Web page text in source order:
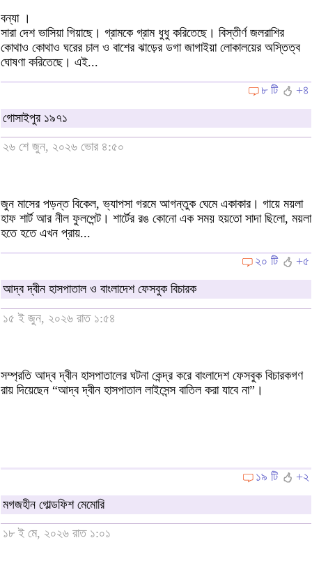
বন্যা ।
সারা দেশ ভাসিয়া গিয়াছে। গ্রামকে গ্রাম ধুধু করিতেছে। বিস্তীর্ণ জলরাশির
কোথাও কোথাও ঘরের চাল ও বাশের ঝাড়ের ডগা জাগাইয়া লোকালয়ের অস্তিত্ব
ঘোষণা করিতেছে। এই...
৮ টি
+৪
গোসাইপুর ১৯৭১
২৬ শে জুন, ২০২৬ ভোর ৪:৫০
জুন মাসের পড়ন্ত বিকেল, ভ্যাপসা গরমে আগন্তুক ঘেমে একাকার। গায়ে ময়লা
হাফ শার্ট আর নীল ফুলপেন্ট। শার্টের রঙ কোনো এক সময় হয়তো সাদা ছিলো, ময়লা
হতে হতে এখন প্রায়...
২০ টি
+৫
আদ্ব দ্বীন হাসপাতাল ও বাংলাদেশ ফেসবুক বিচারক
১৫ ই জুন, ২০২৬ রাত ১:৫৪
সম্প্রতি আদ্ব দ্বীন হাসপাতালের ঘটনা কেন্দ্র করে বাংলাদেশ ফেসবুক বিচারকগণ
রায় দিয়েছেন “আদ্ব দ্বীন হাসপাতাল লাইসেন্স বাতিল করা যাবে না”।
১৯ টি
+২
মগজহীন গোল্ডফিশ মেমোরি
১৮ ই মে, ২০২৬ রাত ১:০১